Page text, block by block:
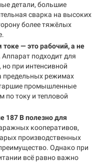
детали, большие
сварка на высоких
более тяжёлых
— это рабочий, а не
Аппарат подходит для
но при интенсивной
предельных режимах
промышленные
по току и тепловой
187 В полезно для
кооперативов,
производственных
Однако при
всё равно важно